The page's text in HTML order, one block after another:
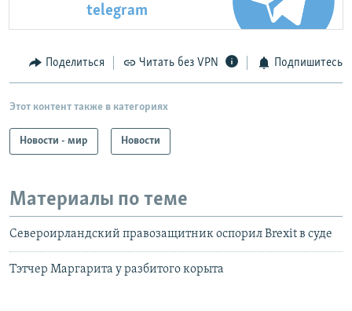
telegram
Поделиться Читать без VPN Подпишитесь
Этот контент также в категориях
Новости - мир Новости
Материалы по теме
Североирландский правозащитник оспорил Brexit в суде
Тэтчер Маргарита у разбитого корыта